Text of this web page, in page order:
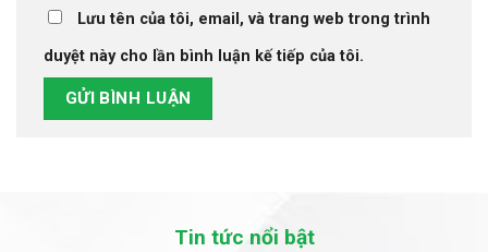
Lưu tên của tôi, email, và trang web trong trình
duyệt này cho lần bình luận kế tiếp của tôi.
Tin tức nổi bật